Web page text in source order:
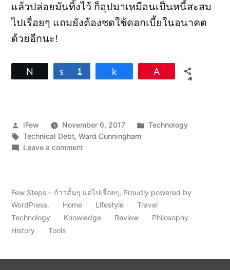
แล้วปล่อยมันทิ้งไว้ ก็อุปมาเหมือนเป็นหนี้สะสม
ไปเรื่อยๆ แถมยังต้องชดใช้ดอกเบี้ยในอนาคต
ด้วยอีกนะ!
Share
1
1
Posted
by
iFew November 6, 2017
Posted
Technology
Tags:
Technical Debt,Ward Cunningham
Leave a commenton
“หนี้
เทคนิค”
ต้อง
Few Steps – ก้าวสั้นๆ แต่ไปเรื่อยๆ, Proudly powered by
WordPress.
Home Lifestyle
Travel
Technology
Knowledge Review
Philosophy
History
Tools